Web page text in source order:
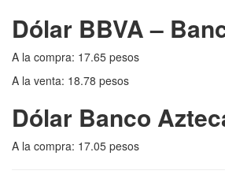
Dólar BBVA –
A la compra: 17.65 pesos
A la venta: 18.78 pesos
Dólar Banco
A la compra: 17.05 pesos